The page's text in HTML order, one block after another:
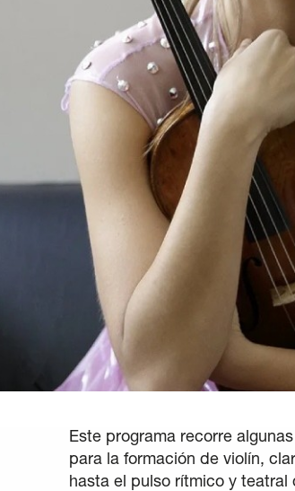
La Quincena
Transparencia Contratación
Este programa recorre
para la formación de violín,
hasta el pulso rítmico y teatral